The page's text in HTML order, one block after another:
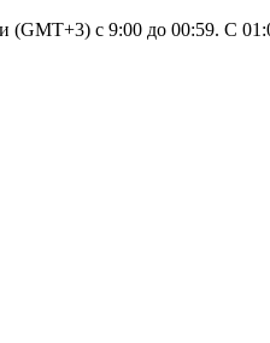
(GMT+3) c 9:00 до 00:59. С